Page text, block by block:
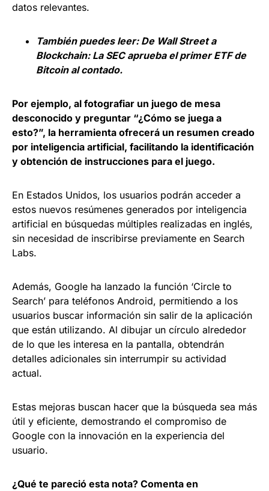
datos relevantes.
También puedes leer: De Wall Street a
Blockchain: La SEC aprueba el primer ETF de
Bitcoin al contado.
Por ejemplo, al fotografiar un juego de mesa
desconocido y preguntar “¿Cómo se juega a
esto?”, la herramienta ofrecerá un resumen creado
por inteligencia artificial, facilitando la identificación
y obtención de instrucciones para el juego.
En Estados Unidos, los usuarios podrán acceder a
estos nuevos resúmenes generados por inteligencia
artificial en búsquedas múltiples realizadas en inglés,
sin necesidad de inscribirse previamente en Search
Labs.
Además, Google ha lanzado la función ‘Circle to
Search’ para teléfonos Android, permitiendo a los
usuarios buscar información sin salir de la aplicación
que están utilizando. Al dibujar un círculo alrededor
de lo que les interesa en la pantalla, obtendrán
detalles adicionales sin interrumpir su actividad
actual.
Estas mejoras buscan hacer que la búsqueda sea más
útil y eficiente, demostrando el compromiso de
Google con la innovación en la experiencia del
usuario.
¿Qué te pareció esta nota? Comenta en